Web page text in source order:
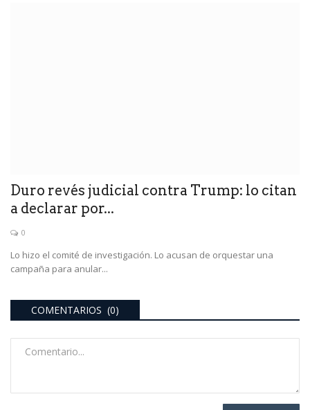
Duro revés judicial contra Trump: lo citan
a declarar por...
0
Lo hizo el comité de investigación. Lo acusan de orquestar una
campaña para anular...
COMENTARIOS (0)